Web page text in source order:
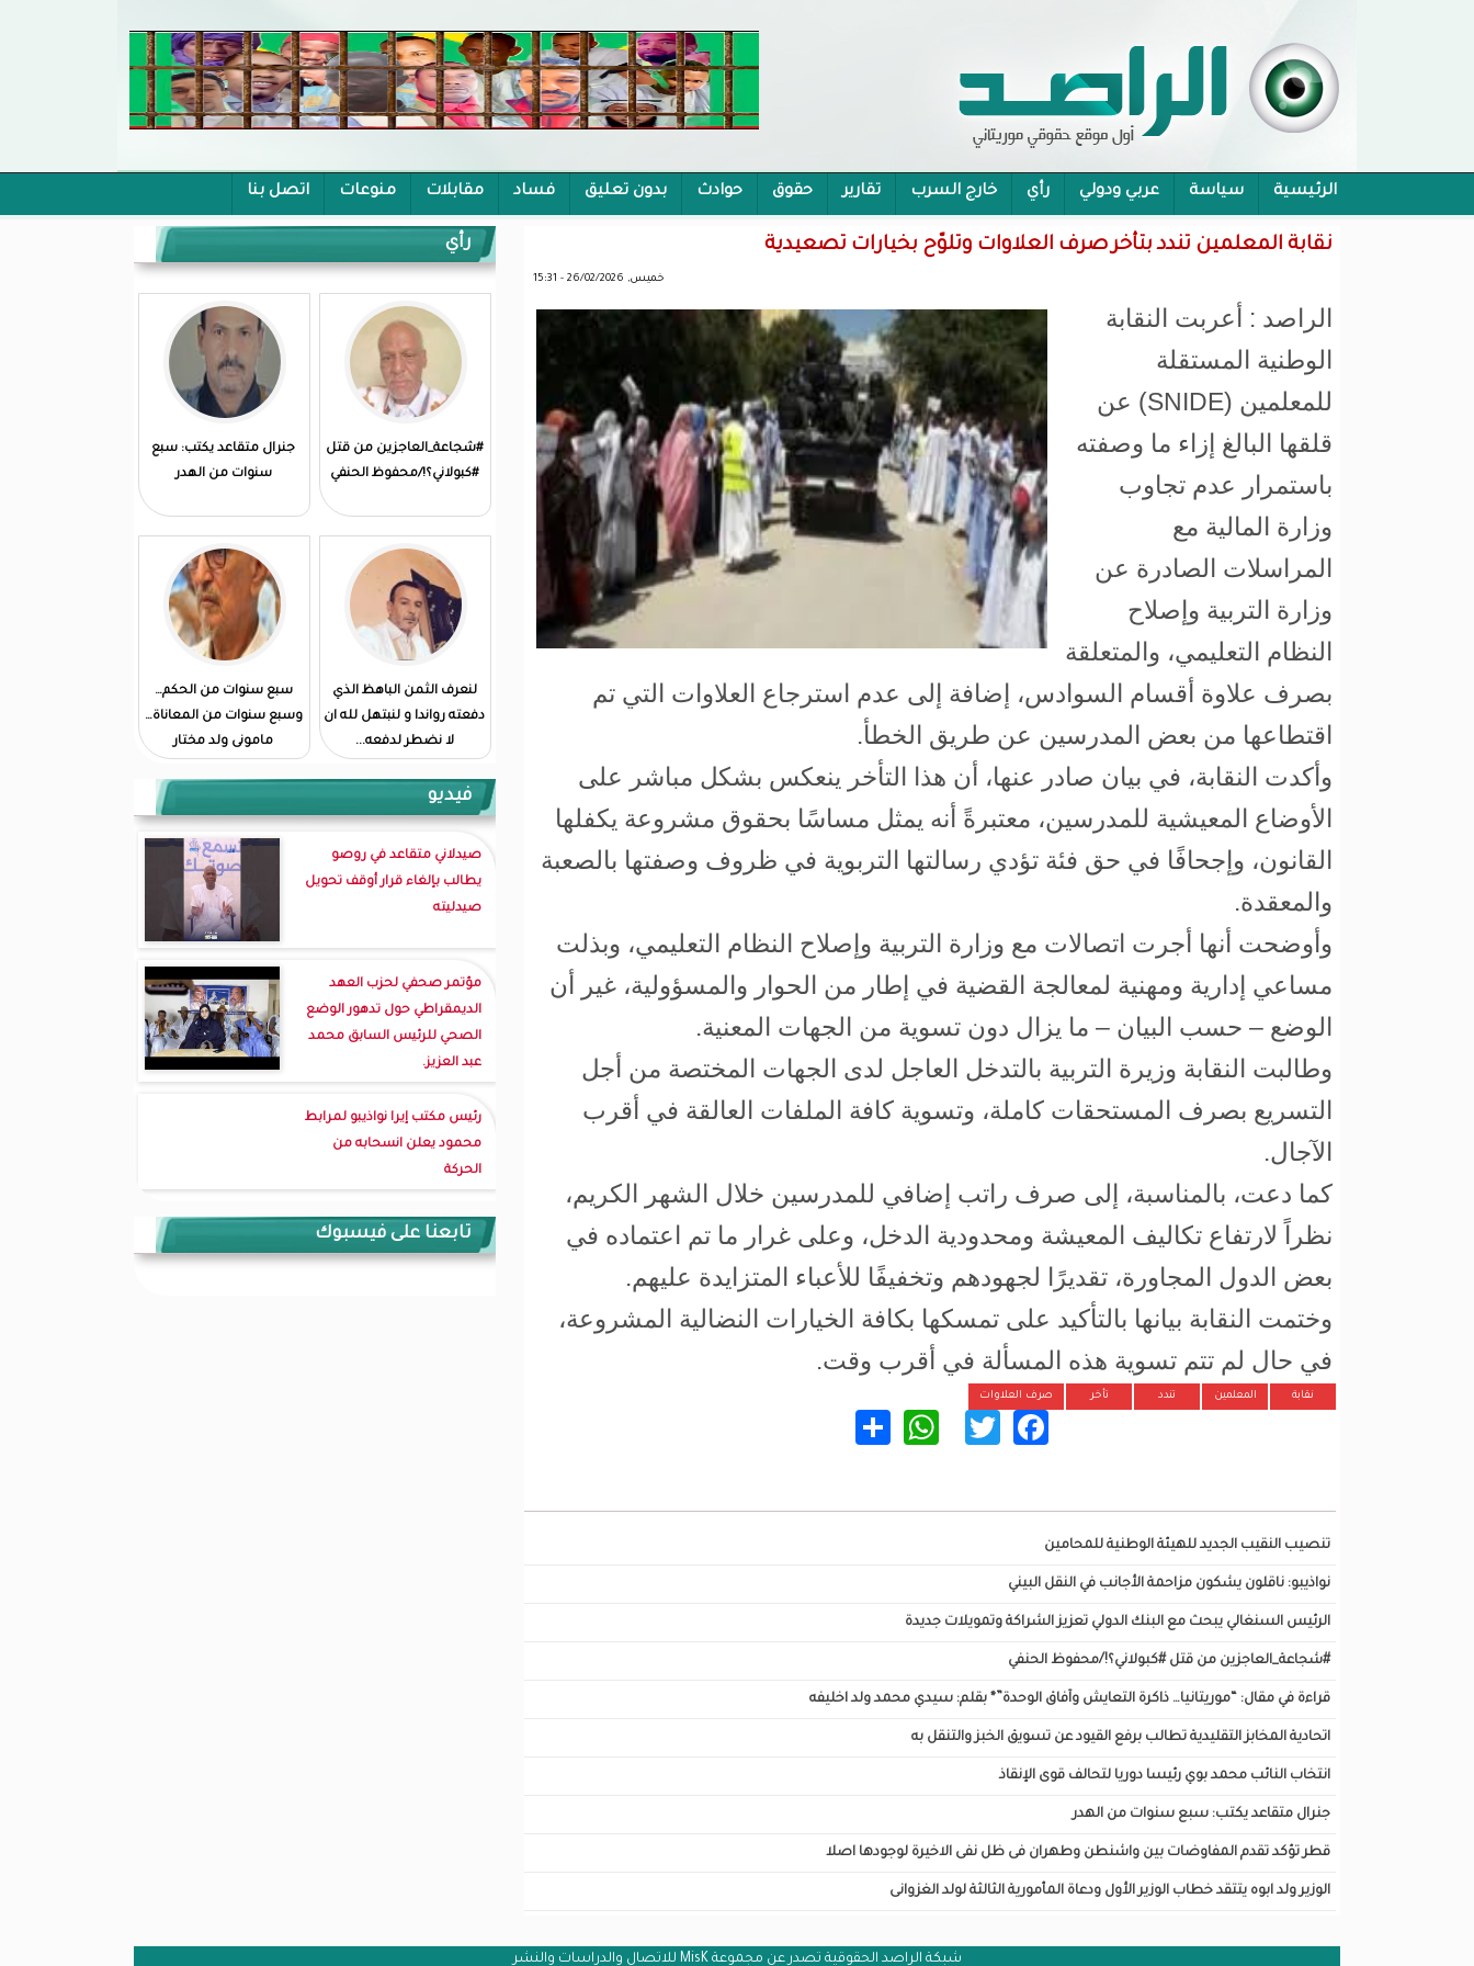
الرئيسية سياسة عربي ودولي رأي خارج السرب تقارير حقوق حوادث بدون تعليق فساد مقابلات منوعات اتصل بنا
محام:قانون حماية الرموز تفوح منه رائحة الاحكام الشمولية
نقابة المعلمين تندد بتأخر صرف العلاوات وتلوّح بخيارات تصعيدية
خميس, 26/02/2026 - 15:31
الراصد : أعربت النقابة
الوطنية المستقلة
للمعلمين (SNIDE) عن
قلقها البالغ إزاء ما وصفته
باستمرار عدم تجاوب
وزارة المالية مع
المراسلات الصادرة عن
وزارة التربية وإصلاح
النظام التعليمي، والمتعلقة
بصرف علاوة أقسام السوادس، إضافة إلى عدم استرجاع العلاوات التي تم
اقتطاعها من بعض المدرسين عن طريق الخطأ.
وأكدت النقابة، في بيان صادر عنها، أن هذا التأخر ينعكس بشكل مباشر على
الأوضاع المعيشية للمدرسين، معتبرةً أنه يمثل مساسًا بحقوق مشروعة يكفلها
القانون، وإجحافًا في حق فئة تؤدي رسالتها التربوية في ظروف وصفتها بالصعبة
والمعقدة.
وأوضحت أنها أجرت اتصالات مع وزارة التربية وإصلاح النظام التعليمي، وبذلت
مساعي إدارية ومهنية لمعالجة القضية في إطار من الحوار والمسؤولية، غير أن
الوضع – حسب البيان – ما يزال دون تسوية من الجهات المعنية.
وطالبت النقابة وزيرة التربية بالتدخل العاجل لدى الجهات المختصة من أجل
التسريع بصرف المستحقات كاملة، وتسوية كافة الملفات العالقة في أقرب
الآجال.
كما دعت، بالمناسبة، إلى صرف راتب إضافي للمدرسين خلال الشهر الكريم،
نظراً لارتفاع تكاليف المعيشة ومحدودية الدخل، وعلى غرار ما تم اعتماده في
بعض الدول المجاورة، تقديرًا لجهودهم وتخفيفًا للأعباء المتزايدة عليهم.
وختمت النقابة بيانها بالتأكيد على تمسكها بكافة الخيارات النضالية المشروعة،
في حال لم تتم تسوية هذه المسألة في أقرب وقت.
نقابة المعلمين تندد تأخر صرف العلاوات
Facebook
Twitter
WhatsApp
تنصيب النقيب الجديد للهيئة الوطنية للمحامين
نواذيبو: ناقلون يشكون مزاحمة الأجانب في النقل البيني
الرئيس السنغالي يبحث مع البنك الدولي تعزيز الشراكة وتمويلات جديدة
#شجاعة_العاجزين من قتل #كبولاني؟!/محفوظ الحنفي
قراءة في مقال: “موريتانيا… ذاكرة التعايش وآفاق الوحدة”* بقلم: سيدي محمد ولد اخليفه
اتحادية المخابز التقليدية تطالب برفع القيود عن تسويق الخبز والتنقل به
انتخاب النائب محمد بوي رئيسا دوريا لتحالف قوى الإنقاذ
جنرال متقاعد يكتب: سبع سنوات من الهدر
قطر تؤكد تقدم المفاوضات بين واشنطن وطهران فى ظل نفى الاخيرة لوجودها اصلا
الوزير ولد ابوه يتتقد خطاب الوزير الأول ودعاة المأمورية الثالثة لولد الغزوانى
رأي
#شجاعة_العاجزين من قتل
#كبولاني؟!/محفوظ الحنفي
جنرال متقاعد يكتب: سبع
سنوات من الهدر
لنعرف الثمن الباهظ الذي
دفعته رواندا و لنبتهل لله ان
لا نضطر لدفعه...
سبع سنوات من الحكم…
وسبع سنوات من المعاناة…
مامونى ولد مختار
فيديو
صيدلاني متقاعد في روصو
يطالب بإلغاء قرار أوقف تحويل
صيدليته
مؤتمر صحفي لحزب العهد
الديمقراطي حول تدهور الوضع
الصحي للرئيس السابق محمد
عبد العزيز.
رئيس مكتب إيرا نواذيبو لمرابط
محمود يعلن انسحابه من
الحركة
تابعنا على فيسبوك
شبكة الراصد الحقوقية تصدر عن مجموعة MisK للاتصال والدراسات والنشر